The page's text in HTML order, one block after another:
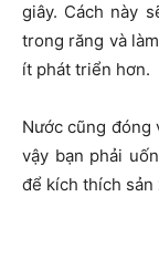
giây. Cách này
trong răng và
ít phát triển hơn.
Nước cũng đóng
vậy bạn phải
để kích thích sản